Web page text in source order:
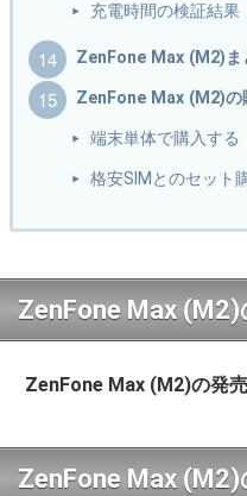
充電時間の検証結果
ZenFone Max (M2)ま
ZenFone Max (M2)の
端末単体で購入する
格安SIMとのセット
ZenFone Max (M2)
ZenFone Max (M2)の発
ZenFone Max